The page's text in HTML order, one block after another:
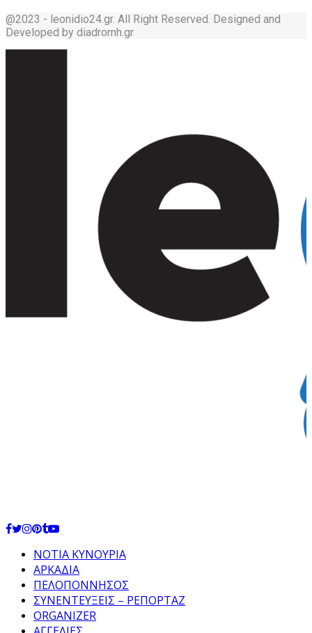
@2023 - leonidio24.gr. All Right Reserved. Designed and
Developed by diadromh.gr
Facebook
Twitter
Instagram
Pinterest
Tumblr
Youtube
ΝΟΤΙΑ ΚΥΝΟΥΡΙΑ
ΑΡΚΑΔΙΑ
ΠΕΛΟΠΟΝΝΗΣΟΣ
ΣΥΝΕΝΤΕΥΞΕΙΣ – ΡΕΠΟΡΤΑΖ
ORGANIZER